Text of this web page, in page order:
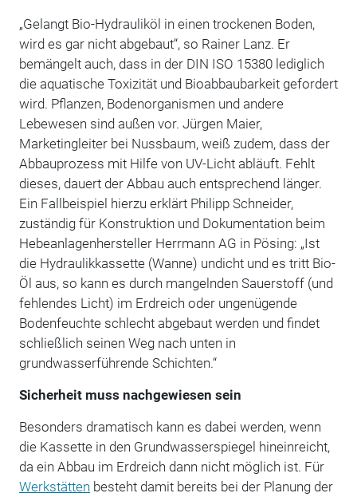
„Gelangt Bio-Hydrauliköl in einen trockenen Boden,
wird es gar nicht abgebaut“, so Rainer Lanz. Er
bemängelt auch, dass in der DIN ISO 15380 lediglich
die aquatische Toxizität und Bioabbaubarkeit gefordert
wird. Pflanzen, Bodenorganismen und andere
Lebewesen sind außen vor. Jürgen Maier,
Marketingleiter bei Nussbaum, weiß zudem, dass der
Abbauprozess mit Hilfe von UV-Licht abläuft. Fehlt
dieses, dauert der Abbau auch entsprechend länger.
Ein Fallbeispiel hierzu erklärt Philipp Schneider,
zuständig für Konstruktion und Dokumentation beim
Hebeanlagenhersteller Herrmann AG in Pösing: „Ist
die Hydraulikkassette (Wanne) undicht und es tritt Bio-
Öl aus, so kann es durch mangelnden Sauerstoff (und
fehlendes Licht) im Erdreich oder ungenügende
Bodenfeuchte schlecht abgebaut werden und findet
schließlich seinen Weg nach unten in
grundwasserführende Schichten.“
Sicherheit muss nachgewiesen sein
Besonders dramatisch kann es dabei werden, wenn
die Kassette in den Grundwasserspiegel hineinreicht,
da ein Abbau im Erdreich dann nicht möglich ist. Für
Werkstätten besteht damit bereits bei der Planung der